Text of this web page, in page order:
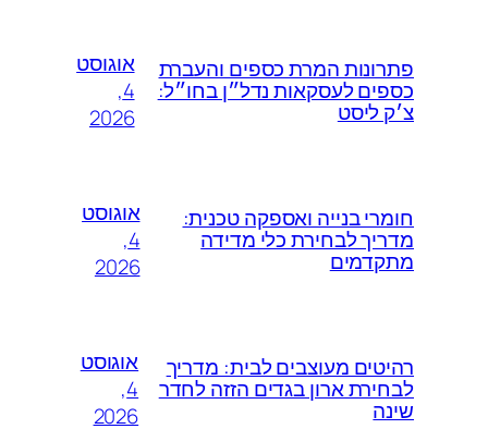
פתרונות המרת כספים והעברת
כספים לעסקאות נדל״ן בחו״ל:
צ׳ק ליסט
אוגוסט
4,
2026
חומרי בנייה ואספקה טכנית:
מדריך לבחירת כלי מדידה
מתקדמים
אוגוסט
4,
2026
רהיטים מעוצבים לבית: מדריך
לבחירת ארון בגדים הזזה לחדר
שינה
אוגוסט
4,
2026